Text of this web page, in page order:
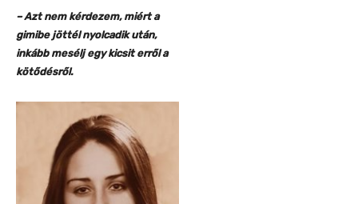
– Azt nem kérdezem, miért a
gimibe jöttél nyolcadik után,
inkább mesélj egy kicsit erről a
kötődésről.